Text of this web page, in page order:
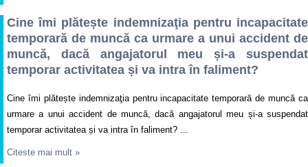
Cine îmi plătește indemnizaţia pentru incapacitate
temporară de muncă ca urmare a unui accident de
muncă, dacă angajatorul meu și-a suspendat
temporar activitatea și va intra în faliment?
Cine îmi plătește indemnizaţia pentru incapacitate temporară de muncă ca
urmare a unui accident de muncă, dacă angajatorul meu și-a suspendat
temporar activitatea și va intra în faliment? ...
Citeste mai mult »